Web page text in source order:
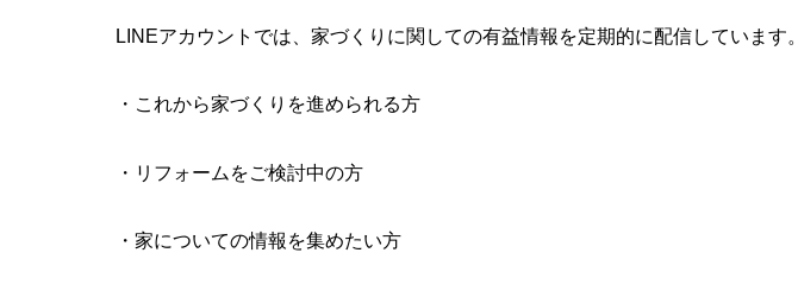
LINEアカウントでは、家づくりに関しての有益情報を定期的に配信しています。
・これから家づくりを進められる方
・リフォームをご検討中の方
・家についての情報を集めたい方